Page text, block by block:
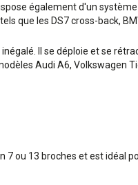
également d'un
que les DS7 cross-back,
Il se déploie et se
Audi A6, Volkswagen
7 ou 13 broches et est idéal